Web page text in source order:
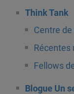
Think Tank
Centre de
Récentes
Fellows
Blogue Un